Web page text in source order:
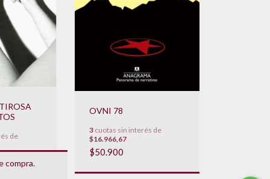
compra.
de
OVNI 78
3cuotas sin interés de
$16.966,67
$50.900